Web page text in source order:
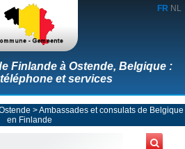
FR NL
Finlande à Ostende, Belgique :
et services
>Ambassades et consulats de Belgique
en Finlande